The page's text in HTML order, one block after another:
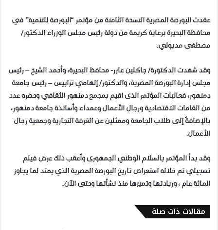
عقدت البورصة المصرية النسخة الثامنة من مؤتمر “البورصة للتنمية” في
محافظة البحيرة برعاية كريمة من دولة رئيس مجلس الوزراء الدكتور/
مصطفى مدبولي.
وقد شهدت الدكتورة/ جاكلين عازر- محافظ البحيرة، وأحمد الشيخ – رئيس
مجلس إدارة البورصة المصرية، والدكتور/ إلهامي ترابيس – رئيس جامعة
دمنهور، فعاليات المؤتمر الذى اقيم بمجمع دمنهور الثقافي وحضره عدد
من القامات الاقتصادية ورجال الأعمال وعمداء وأساتذة جامعة دمنهور،
بالإضافةً إلى طلاب الجامعة وممثلين عن الغرفة التجارية وجمعية رجال
الأعمال.
وقد بدأ المؤتمر بالسلام الوطني الجمهورى وأعقب ذلك عرض فيلم
تسجيلي تم خلاله استعراض تاريخ البورصة المصرية الذي يمتد لما يجاوز
المائة عام ، وريادتها وتميزها منذ نشأتها وحتى الآن.
مقالات ذات صلة